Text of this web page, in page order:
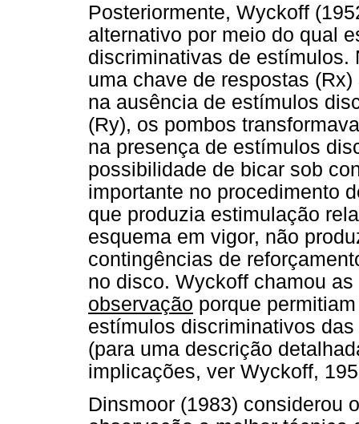
Posteriormente, Wyckoff
alternativo por meio do qual
discriminativas de estímulos.
uma chave de respostas
na ausência de estímulos
(Ry), os pombos
na presença de estímulos
possibilidade de bicar sob
importante no procedimento
que produzia estimulação
esquema em vigor, não
contingências de
no disco. Wyckoff chamou
observação porque
estímulos discriminativos
(para uma descrição
implicações, ver Wyckoff,
Dinsmoor (1983) considerou